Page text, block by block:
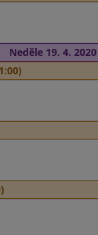
Neděle 19. 4. 2020